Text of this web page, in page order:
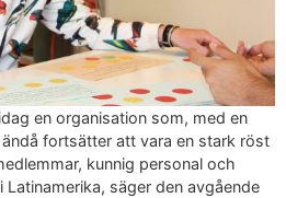
en organisation som, med en
fortsätter att vara en stark röst
kunnig personal och
säger den avgående